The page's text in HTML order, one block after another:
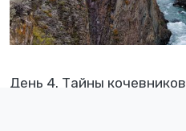
День 4. Тайны кочевников